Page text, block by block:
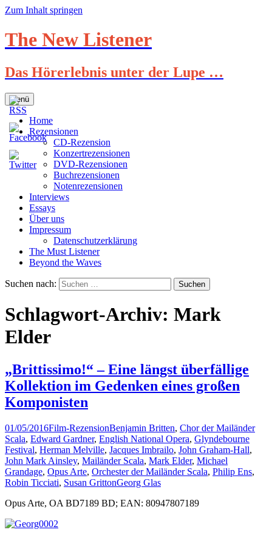
Zum Inhalt springen
The New Listener
Das Hörerlebnis unter der Lupe …
Menü
Home
Rezensionen
CD-Rezension
Konzertrezensionen
DVD-Rezensionen
Buchrezensionen
Notenrezensionen
Interviews
Essays
Über uns
Impressum
Datenschutzerklärung
The Must Listener
Beyond the Waves
Suchen nach:
Schlagwort-Archiv: Mark
Elder
„Brittissimo!“ – Eine längst überfällige
Kollektion im Gedenken eines großen
Komponisten
01/05/2016Film-RezensionBenjamin Britten, Chor der Mailänder
Scala, Edward Gardner, English National Opera, Glyndebourne
Festival, Herman Melville, Jacques Imbrailo, John Graham-Hall,
John Mark Ainsley, Mailänder Scala, Mark Elder, Michael
Grandage, Opus Arte, Orchester der Mailänder Scala, Philip Ens,
Robin Ticciati, Susan GrittonGeorg Glas
Opus Arte, OA BD7189 BD; EAN: 80947807189